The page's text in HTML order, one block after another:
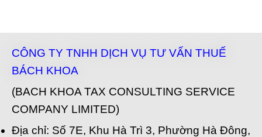
CÔNG TY TNHH DỊCH VỤ TƯ VẤN THUẾ
BÁCH KHOA
(BACH KHOA TAX CONSULTING SERVICE
COMPANY LIMITED)
Địa chỉ: Số 7E, Khu Hà Trì 3, Phường Hà Đông,